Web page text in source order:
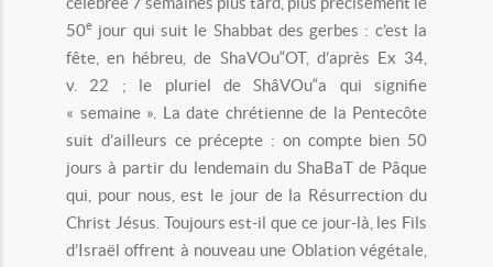
50e jour qui suit le Shabbat des gerbes : c’est la
fête, en hébreu, de ShaVOu“OT, d’après Ex 34,
v. 22 ; le pluriel de ShâVOu“a qui signifie
« semaine ». La date chrétienne de la Pentecôte
suit d’ailleurs ce précepte : on compte bien 50
jours à partir du lendemain du ShaBaT de Pâque
qui, pour nous, est le jour de la Résurrection du
Christ Jésus. Toujours est-il que ce jour-là, les Fils
d’Israël offrent à nouveau une Oblation végétale,